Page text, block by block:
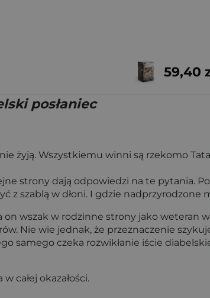
59,40
posłaniec
żyją. Wszystkiemu winni są rzekomo
strony dają odpowiedzi na te pytania.
z szablą w dłoni. I gdzie nadprzyrodzone
on wszak w rodzinne strony jako weteran
Nie wie jednak, że przeznaczenie
samego czeka rozwikłanie iście
całej okazałości.